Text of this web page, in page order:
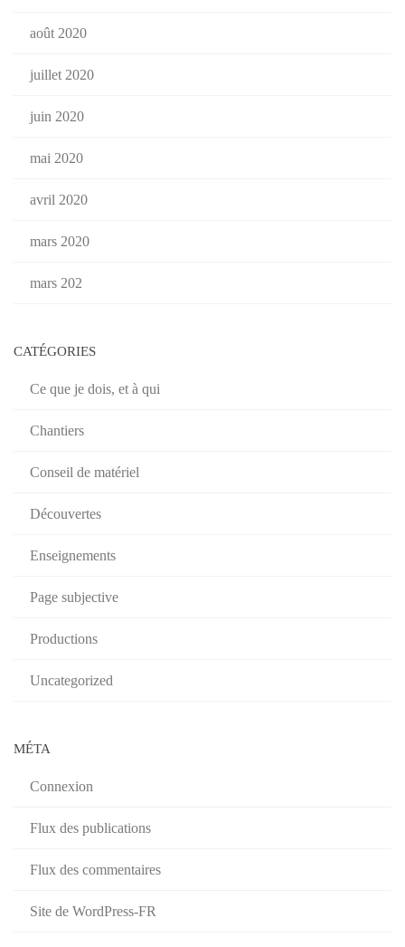
août 2020
juillet 2020
juin 2020
mai 2020
avril 2020
mars 2020
mars 202
CATÉGORIES
Ce que je dois, et à qui
Chantiers
Conseil de matériel
Découvertes
Enseignements
Page subjective
Productions
Uncategorized
MÉTA
Connexion
Flux des publications
Flux des commentaires
Site de WordPress-FR